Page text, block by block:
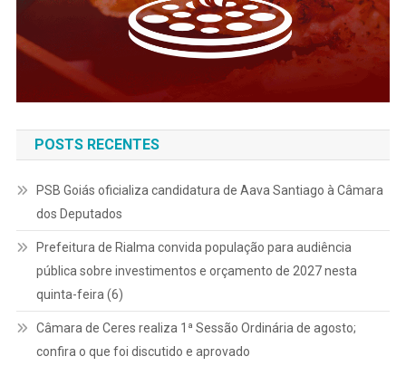
POSTS RECENTES
PSB Goiás oficializa candidatura de Aava Santiago à Câmara
dos Deputados
Prefeitura de Rialma convida população para audiência
pública sobre investimentos e orçamento de 2027 nesta
quinta-feira (6)
Câmara de Ceres realiza 1ª Sessão Ordinária de agosto;
confira o que foi discutido e aprovado